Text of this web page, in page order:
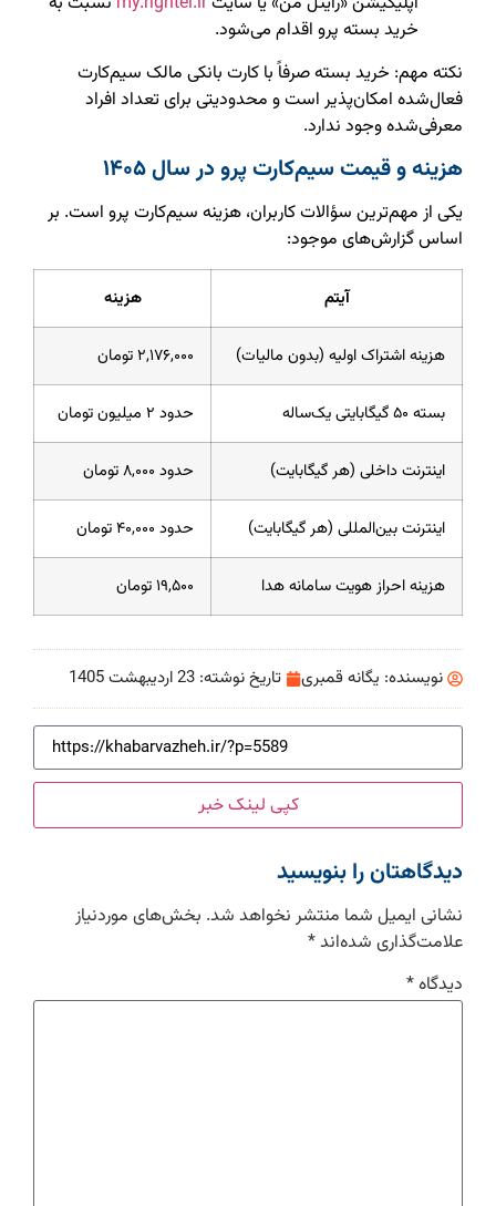
خرید بسته پرو اقدام می‌شود.
نکته مهم: خرید بسته صرفاً با کارت بانکی مالک سیم‌کارت
فعال‌شده امکان‌پذیر است و محدودیتی برای تعداد افراد
معرفی‌شده وجود ندارد.
هزینه و قیمت سیم‌کارت پرو در سال ۱۴۰۵
یکی از مهم‌ترین سؤالات کاربران، هزینه سیم‌کارت پرو است. بر
اساس گزارش‌های موجود:
آیتم هزینه
هزینه اشتراک اولیه (بدون مالیات) ۲,۱۷۶,۰۰۰ تومان
بسته ۵۰ گیگابایتی یک‌ساله حدود ۲ میلیون تومان
اینترنت داخلی (هر گیگابایت) حدود ۸,۰۰۰ تومان
اینترنت بین‌المللی (هر گیگابایت) حدود ۴۰,۰۰۰ تومان
هزینه احراز هویت سامانه هدا ۱۹,۵۰۰ تومان
نویسنده: یگانه قمبری تاریخ نوشته: 23 اردیبهشت 1405
کپی لینک خبر
دیدگاهتان را بنویسید
نشانی ایمیل شما منتشر نخواهد شد. بخش‌های موردنیاز
علامت‌گذاری شده‌اند*
دیدگاه*